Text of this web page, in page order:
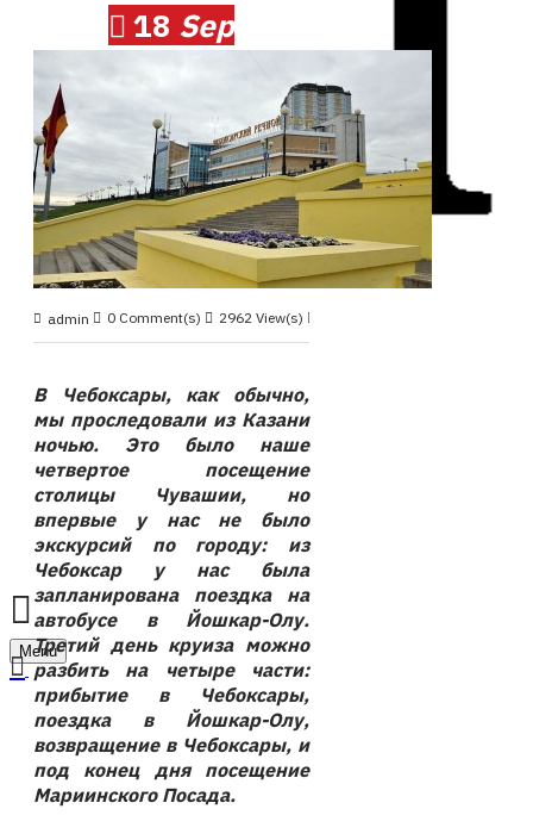
Menu
18 Sep
admin 0 Comment(s) 2962 View(s)
В Чебоксары, как обычно,
мы проследовали из Казани
ночью. Это было наше
четвертое посещение
столицы Чувашии, но
впервые у нас не было
экскурсий по городу: из
Чебоксар у нас была
запланирована поездка на
автобусе в Йошкар-Олу.
Третий день круиза можно
разбить на четыре части:
прибытие в Чебоксары,
поездка в Йошкар-Олу,
возвращение в Чебоксары, и
под конец дня посещение
Мариинского Посада.